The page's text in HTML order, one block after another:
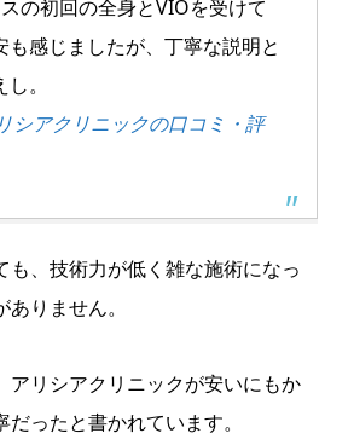
の初回の全身とVIOを受けて
も感じましたが、丁寧な説明と
。
シアクリニックの口コミ・評
も、技術力が低く雑な施術になっ
りません。
アリシアクリニックが安いにもか
ったと書かれています。